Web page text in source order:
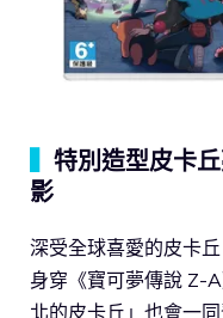
特別造型皮卡
影
深受全球喜愛的皮卡
身穿《寶可夢傳說 Z-
北的皮卡丘」也會一